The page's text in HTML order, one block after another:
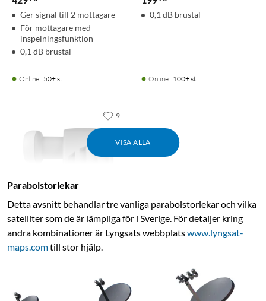
Ger signal till 2 mottagare
För mottagare med
inspelningsfunktion
0,1 dB brustal
Online: 50+ st
0,1 dB brustal
Online: 100+ st
VISA ALLA
Quad-LNB Universal
Signal till 4 mottagare
9
Parabolstorlekar
Detta avsnitt behandlar tre vanliga parabolstorlekar och vilka
satelliter som de är ­lämpliga för i Sverige. För detaljer kring
andra kombinationer är Lyngsats webbplatswww.lyngsat-
maps.comtill stor hjälp.